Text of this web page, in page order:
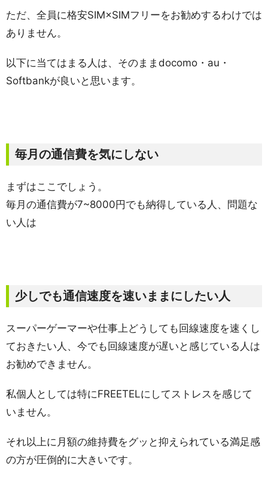
ただ、全員に格安SIM×SIMフリーをお勧めするわけでは
ありません。
以下に当てはまる人は、そのままdocomo・au・
Softbankが良いと思います。
毎月の通信費を気にしない
まずはここでしょう。
毎月の通信費が7~8000円でも納得している人、問題な
い人は
少しでも通信速度を速いままにしたい人
スーパーゲーマーや仕事上どうしても回線速度を速くし
ておきたい人、今でも回線速度が遅いと感じている人は
お勧めできません。
私個人としては特にFREETELにしてストレスを感じて
いません。
それ以上に月額の維持費をグッと抑えられている満足感
の方が圧倒的に大きいです。